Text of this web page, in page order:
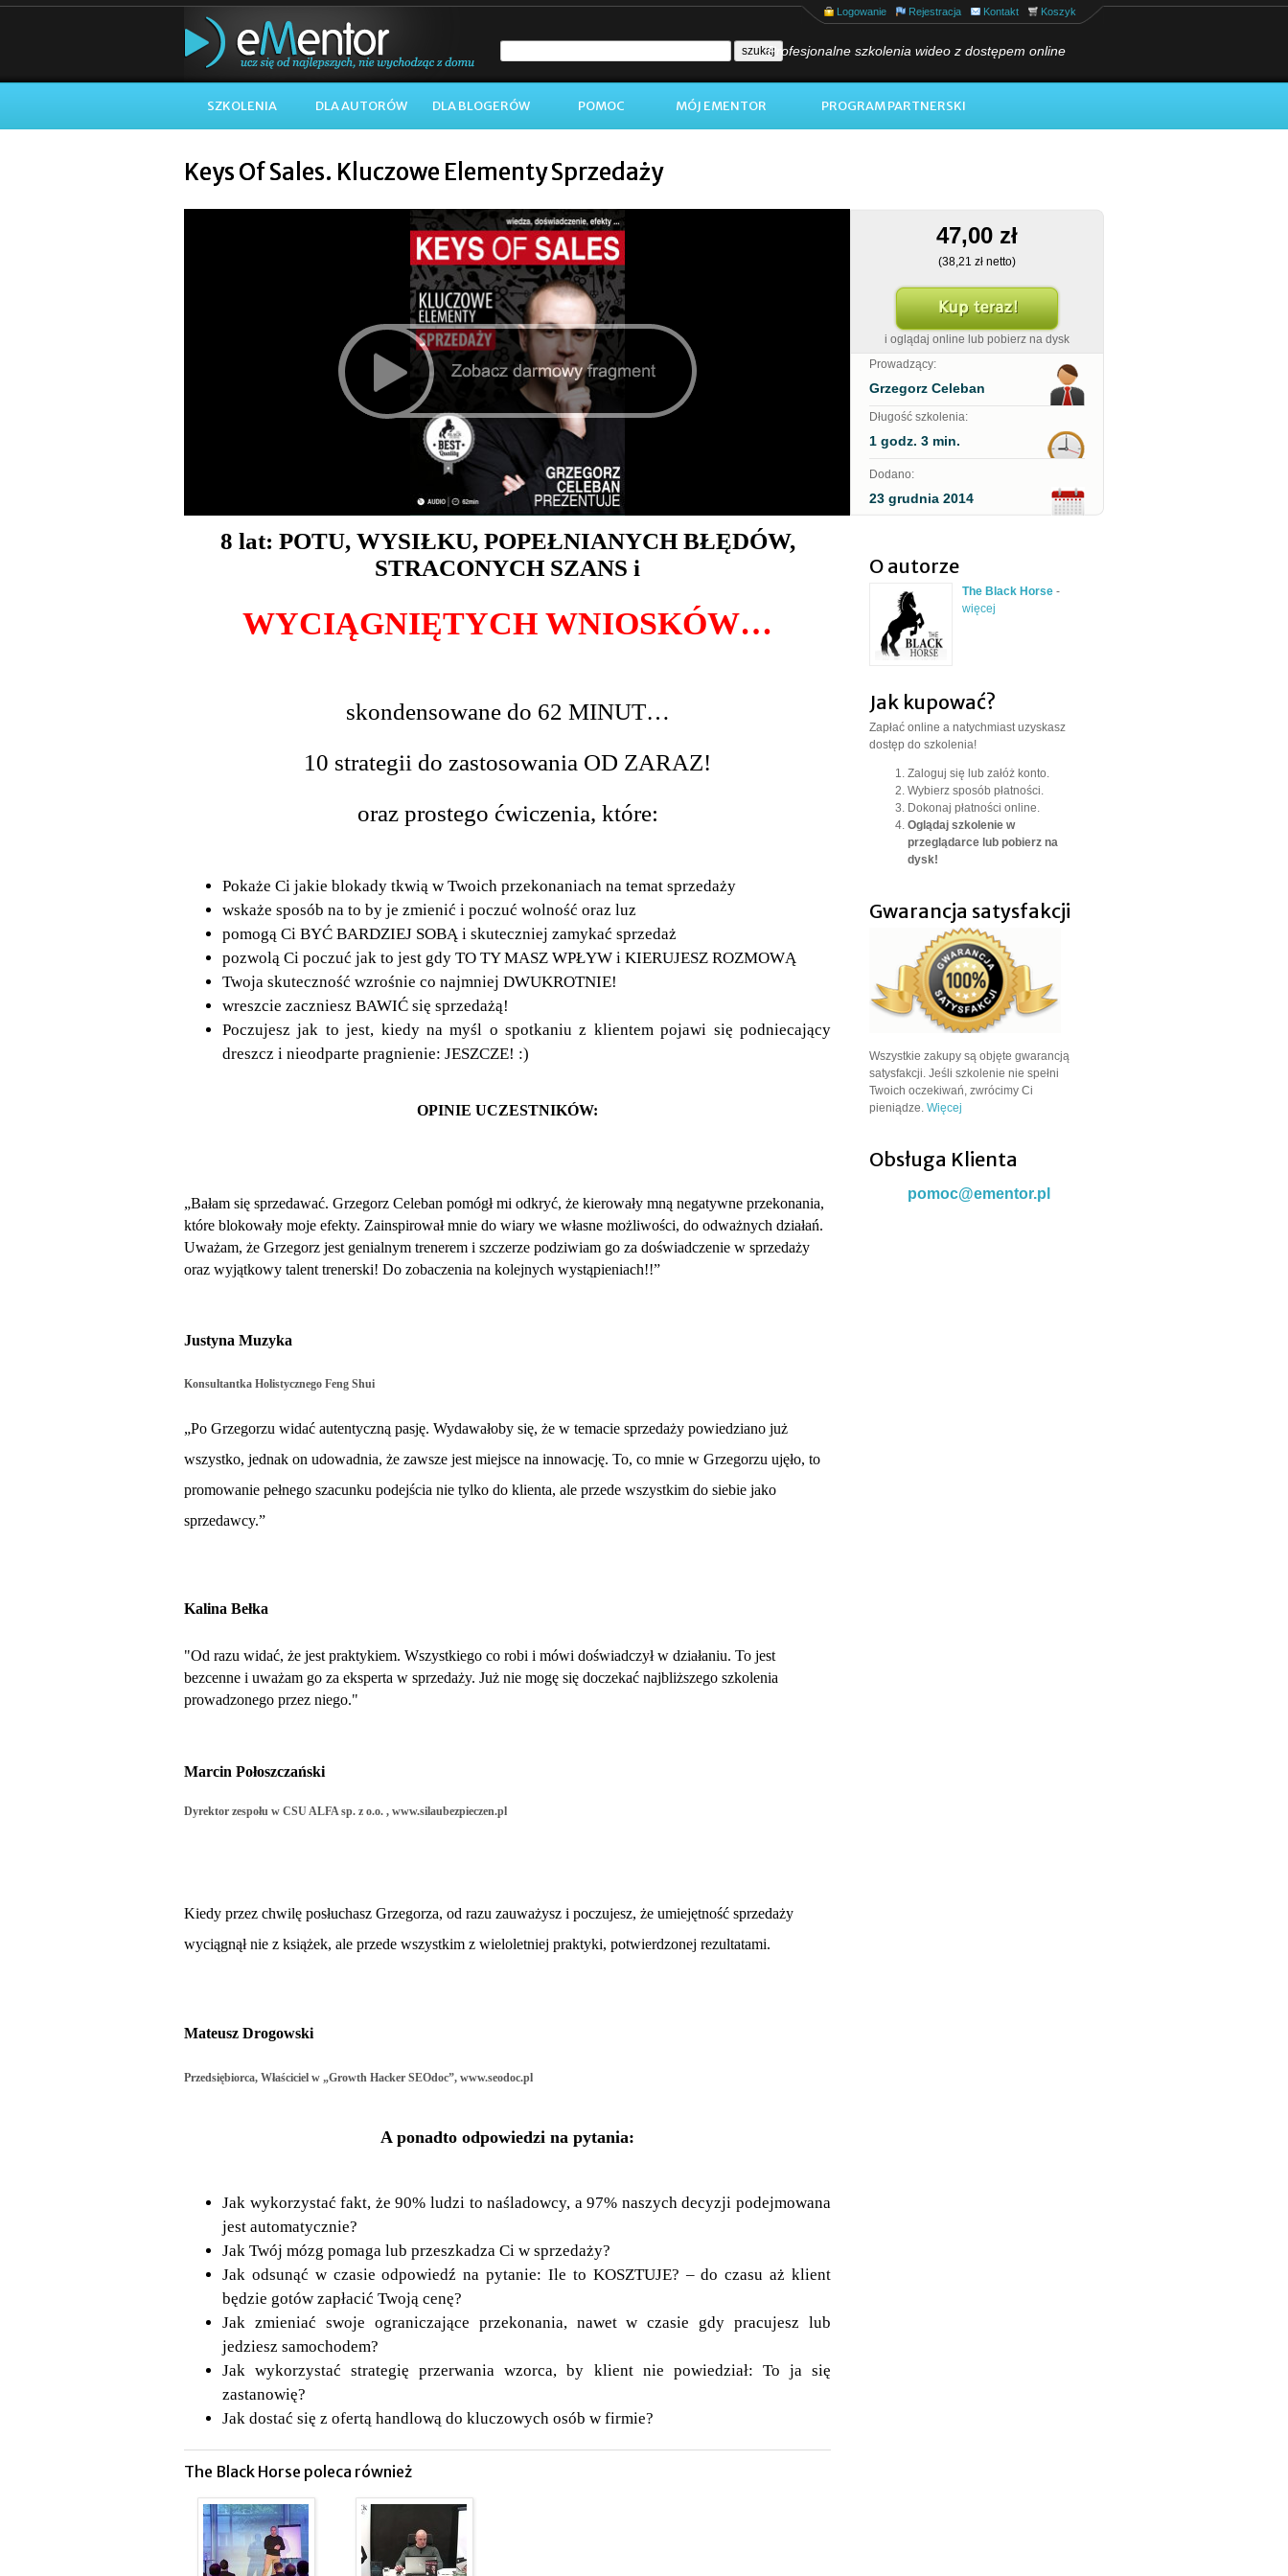
SZKOLENIA DLA AUTORÓW DLA BLOGERÓW POMOC MÓJ EMENTOR PROGRAM PARTNERSKI
Logowanie Rejestracja Kontakt Koszyk
Profesjonalne szkolenia wideo z dostępem online
Keys Of Sales. Kluczowe Elementy Sprzedaży
8 lat: POTU, WYSIŁKU, POPEŁNIANYCH BŁĘDÓW,
STRACONYCH SZANS i
WYCIĄGNIĘTYCH WNIOSKÓW…
skondensowane do 62 MINUT…
10 strategii do zastosowania OD ZARAZ!
oraz prostego ćwiczenia, które:
Pokaże Ci jakie blokady tkwią w Twoich przekonaniach na temat sprzedaży
wskaże sposób na to by je zmienić i poczuć wolność oraz luz
pomogą Ci BYĆ BARDZIEJ SOBĄ i skuteczniej zamykać sprzedaż
pozwolą Ci poczuć jak to jest gdy TO TY MASZ WPŁYW i KIERUJESZ ROZMOWĄ
Twoja skuteczność wzrośnie co najmniej DWUKROTNIE!
wreszcie zaczniesz BAWIĆ się sprzedażą!
Poczujesz jak to jest, kiedy na myśl o spotkaniu z klientem pojawi się podniecający
dreszcz i nieodparte pragnienie: JESZCZE! :)
OPINIE UCZESTNIKÓW:
„Bałam się sprzedawać. Grzegorz Celeban pomógł mi odkryć, że kierowały mną negatywne przekonania,
które blokowały moje efekty. Zainspirował mnie do wiary we własne możliwości, do odważnych działań.
Uważam, że Grzegorz jest genialnym trenerem i szczerze podziwiam go za doświadczenie w sprzedaży
oraz wyjątkowy talent trenerski! Do zobaczenia na kolejnych wystąpieniach!!”
Justyna Muzyka
Konsultantka Holistycznego Feng Shui
„Po Grzegorzu widać autentyczną pasję. Wydawałoby się, że w temacie sprzedaży powiedziano już
wszystko, jednak on udowadnia, że zawsze jest miejsce na innowację. To, co mnie w Grzegorzu ujęło, to
promowanie pełnego szacunku podejścia nie tylko do klienta, ale przede wszystkim do siebie jako
sprzedawcy.”
Kalina Bełka
"Od razu widać, że jest praktykiem. Wszystkiego co robi i mówi doświadczył w działaniu. To jest
bezcenne i uważam go za eksperta w sprzedaży. Już nie mogę się doczekać najbliższego szkolenia
prowadzonego przez niego."
Marcin Połoszczański
Dyrektor zespołu w CSU ALFA sp. z o.o. , www.silaubezpieczen.pl
Kiedy przez chwilę posłuchasz Grzegorza, od razu zauważysz i poczujesz, że umiejętność sprzedaży
wyciągnął nie z książek, ale przede wszystkim z wieloletniej praktyki, potwierdzonej rezultatami.
Mateusz Drogowski
Przedsiębiorca, Właściciel w „Growth Hacker SEOdoc”, www.seodoc.pl
A ponadto odpowiedzi na pytania:
Jak wykorzystać fakt, że 90% ludzi to naśladowcy, a 97% naszych decyzji podejmowana
jest automatycznie?
Jak Twój mózg pomaga lub przeszkadza Ci w sprzedaży?
Jak odsunąć w czasie odpowiedź na pytanie: Ile to KOSZTUJE? – do czasu aż klient
będzie gotów zapłacić Twoją cenę?
Jak zmieniać swoje ograniczające przekonania, nawet w czasie gdy pracujesz lub
jedziesz samochodem?
Jak wykorzystać strategię przerwania wzorca, by klient nie powiedział: To ja się
zastanowię?
Jak dostać się z ofertą handlową do kluczowych osób w firmie?
The Black Horse poleca również
O autorze
The Black Horse -
więcej
Jak kupować?
Zapłać online a natychmiast uzyskasz
dostęp do szkolenia!
Zaloguj się lub załóż konto.
Wybierz sposób płatności.
Dokonaj płatności online.
Oglądaj szkolenie w
przeglądarce lub pobierz na
dysk!
Gwarancja satysfakcji
Wszystkie zakupy są objęte gwarancją
satysfakcji. Jeśli szkolenie nie spełni
Twoich oczekiwań, zwrócimy Ci
pieniądze. Więcej
Obsługa Klienta
pomoc@ementor.pl
47,00 zł
(38,21 zł netto)
i oglądaj online lub pobierz na dysk
Prowadzący:
Grzegorz Celeban
Długość szkolenia:
1 godz. 3 min.
Dodano:
23 grudnia 2014